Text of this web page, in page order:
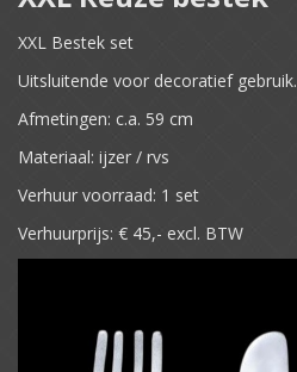
XXL Bestek set
Uitsluitende voor decoratief gebruik.
Afmetingen: c.a. 59 cm
Materiaal: ijzer / rvs
Verhuur voorraad: 1 set
Verhuurprijs: € 45,- excl. BTW